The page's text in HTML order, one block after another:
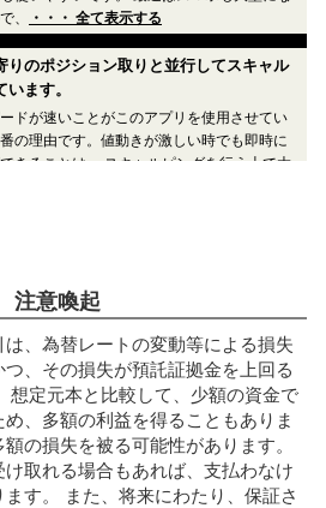
注意喚起
、為替レートの変動等による損失
、その損失が預託証拠金を上回る
想定元本と比較して、少額の資金で
、多額の利益を得ることもありま
の損失を被る可能性があります。
取れる場合もあれば、支払わなけ
す。 また、将来にわたり、保証さ